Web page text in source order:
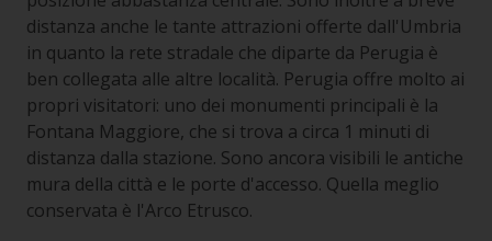
distanza anche le tante attrazioni offerte dall'Umbria
in quanto la rete stradale che diparte da Perugia è
ben collegata alle altre località. Perugia offre molto ai
propri visitatori: uno dei monumenti principali è la
Fontana Maggiore, che si trova a circa 1 minuti di
distanza dalla stazione. Sono ancora visibili le antiche
mura della città e le porte d'accesso. Quella meglio
conservata è l'Arco Etrusco.